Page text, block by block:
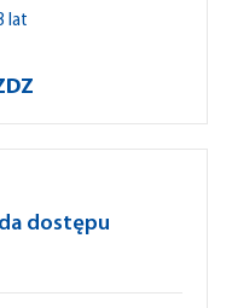
lat
dostępu